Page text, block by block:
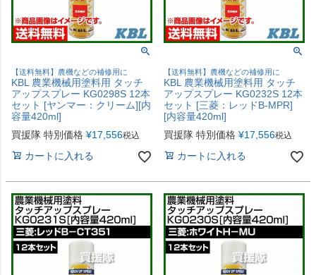
【送料無料】農機などの補修用に
KBL 農業機械用塗料用 タッチ
アップスプレー KG0298S 12本
セット [ヤンマー：クリーム][内
容量420ml]
買援隊 特別価格 ¥17,556税込
カートに入れる
【送料無料】農機などの補修用に
KBL 農業機械用塗料用 タッチ
アップスプレー KG0232S 12本
セット [三菱：レッドB-MPR]
[内容量420ml]
買援隊 特別価格 ¥17,556税込
カートに入れる